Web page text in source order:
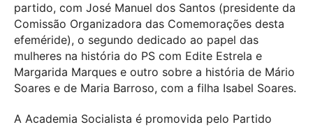
partido, com José Manuel dos Santos (presidente da
Comissão Organizadora das Comemorações desta
efeméride), o segundo dedicado ao papel das
mulheres na história do PS com Edite Estrela e
Margarida Marques e outro sobre a história de Mário
Soares e de Maria Barroso, com a filha Isabel Soares.
A Academia Socialista é promovida pelo Partido